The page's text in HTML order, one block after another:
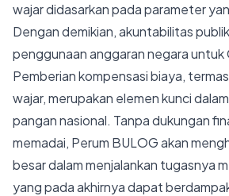
wajar didasarkan pada parameter
Dengan demikian, akuntabilitas
penggunaan anggaran negara
Pemberian kompensasi biaya,
wajar, merupakan elemen kunci
pangan nasional. Tanpa dukungan
memadai, Perum BULOG akan
besar dalam menjalankan tugasnya
yang pada akhirnya dapat